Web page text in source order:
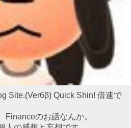
Site.(Ver6β) Quick Shin! 倍速で
Financeのお話なんか。